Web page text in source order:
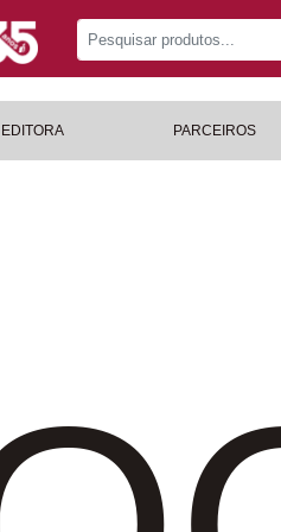
EDITORA PARCEIROS